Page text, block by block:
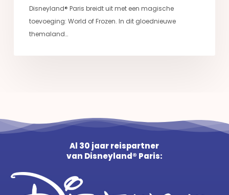
Disneyland® Paris breidt uit met een magische
toevoeging: World of Frozen. In dit gloednieuwe
themaland…
Al 30 jaar reispartner
van Disneyland® Paris: